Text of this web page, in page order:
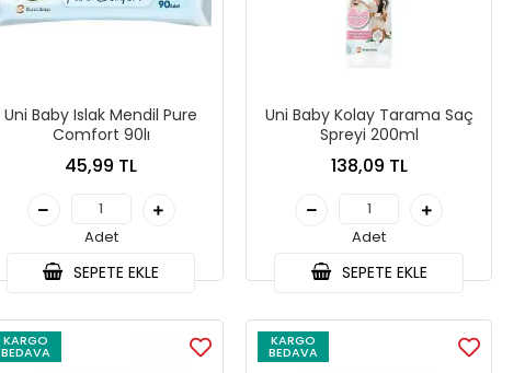
Uni Baby Islak Mendil Pure
Comfort 90lı
45,99 TL
Adet
SEPETE EKLE
Uni Baby Kolay Tarama Saç
Spreyi 200ml
138,09 TL
Adet
SEPETE EKLE
KARGO
BEDAVA
KARGO
BEDAVA